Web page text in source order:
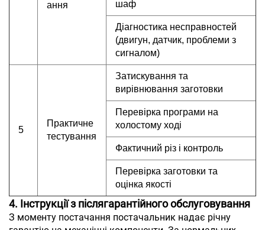
ання
шаф
Діагностика несправностей
(двигун, датчик, проблеми з
сигналом)
5
Практичне
тестування
Затискування та
вирівнювання заготовки
Перевірка програми на
холостому ході
Фактичний різ і контроль
Перевірка заготовки та
оцінка якості
4. Інструкції з післягарантійного обслуговування
З моменту постачання постачальник надає річну